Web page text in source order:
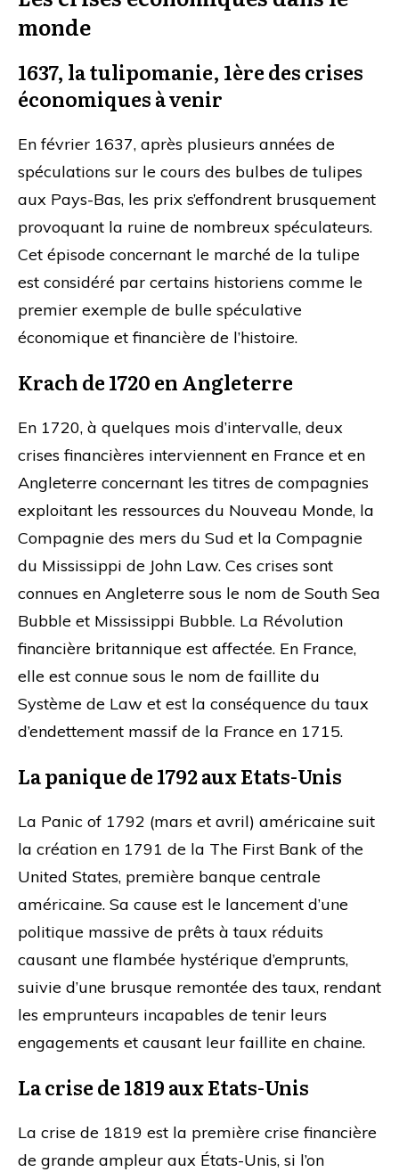
monde
1637, la tulipomanie, 1ère des crises
économiques à venir
En février 1637, après plusieurs années de
spéculations sur le cours des bulbes de tulipes
aux Pays-Bas, les prix s’effondrent brusquement
provoquant la ruine de nombreux spéculateurs.
Cet épisode concernant le marché de la tulipe
est considéré par certains historiens comme le
premier exemple de bulle spéculative
économique et financière de l’histoire.
Krach de 1720 en Angleterre
En 1720, à quelques mois d’intervalle, deux
crises financières interviennent en France et en
Angleterre concernant les titres de compagnies
exploitant les ressources du Nouveau Monde, la
Compagnie des mers du Sud et la Compagnie
du Mississippi de John Law. Ces crises sont
connues en Angleterre sous le nom de South Sea
Bubble et Mississippi Bubble. La Révolution
financière britannique est affectée. En France,
elle est connue sous le nom de faillite du
Système de Law et est la conséquence du taux
d’endettement massif de la France en 1715.
La panique de 1792 aux Etats-Unis
La Panic of 1792 (mars et avril) américaine suit
la création en 1791 de la The First Bank of the
United States, première banque centrale
américaine. Sa cause est le lancement d’une
politique massive de prêts à taux réduits
causant une flambée hystérique d’emprunts,
suivie d’une brusque remontée des taux, rendant
les emprunteurs incapables de tenir leurs
engagements et causant leur faillite en chaine.
La crise de 1819 aux Etats-Unis
La crise de 1819 est la première crise financière
de grande ampleur aux États-Unis, si l’on